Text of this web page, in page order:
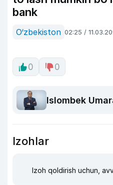
bank
O‘zbekiston 02:25 /
0 0
Islombek
Izohlar
Izoh qoldirish uchun,